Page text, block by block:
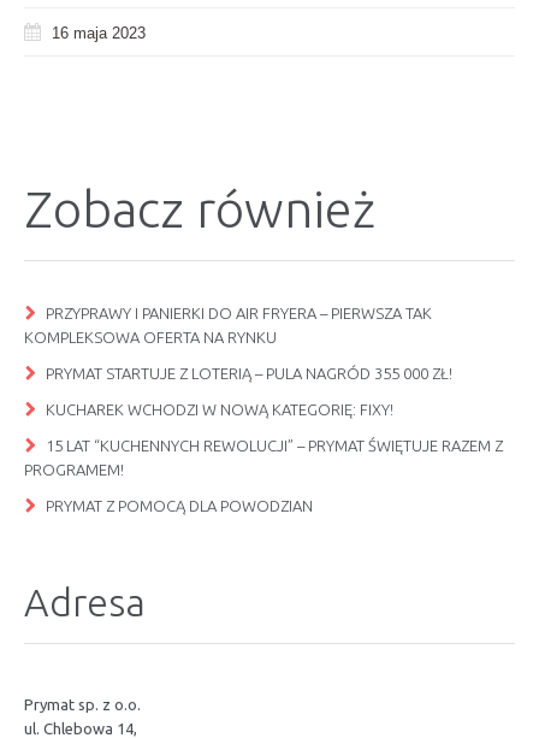
16 maja 2023
Zobacz również
PRZYPRAWY I PANIERKI DO AIR FRYERA – PIERWSZA TAK
KOMPLEKSOWA OFERTA NA RYNKU
PRYMAT STARTUJE Z LOTERIĄ – PULA NAGRÓD 355 000 ZŁ!
KUCHAREK WCHODZI W NOWĄ KATEGORIĘ: FIXY!
15 LAT “KUCHENNYCH REWOLUCJI” – PRYMAT ŚWIĘTUJE RAZEM Z
PROGRAMEM!
PRYMAT Z POMOCĄ DLA POWODZIAN
Adresa
Prymat sp. z o.o.
ul. Chlebowa 14,